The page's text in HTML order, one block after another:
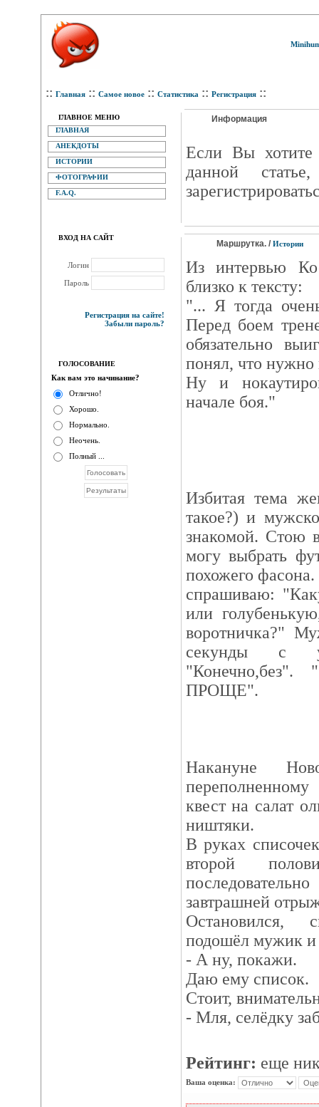
:: Главная :: Самое новое :: Статистика :: Регистрация ::
ГЛАВНОЕ МЕНЮ
ГЛАВНАЯ
АНЕКДОТЫ
ИСТОРИИ
ФОТОГРАФИИ
F.A.Q.
ВХОД НА САЙТ
Логин
Пароль
Регистрация на сайте!
Забыли пароль?
ГОЛОСОВАНИЕ
Как вам это начинание?
Отлично!
Хорошо.
Нормально.
Неочень.
Полный ...
Информация
Eсли Вы хотите
данной
Маршрутка. / Истории
Из интервью
близко к тексту:
"... Я тогда
Перед боем
обязательно
понял, что нужно
Ну и
начале боя."
Избитая тема
такое?) и
знакомой. Стою
могу выбрать
похожего
спрашиваю:
или
воротничка?"
секунды с
ПРОЩЕ".
Накануне
квест на салат
ништяки.
В руках
второй
завтрашней
Остановился,
подошёл мужик и
- А ну, покажи.
Даю ему список.
Стоит,
- Мля, селёдку
Рейтинг: еще
Ваша оценка: